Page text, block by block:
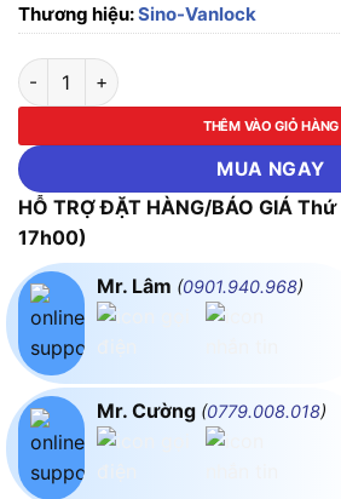
Thương hiệu:Sino-Vanlock
Ổ cắm đơn 2 chấu 16A với 2 lỗ Sino
THÊM VÀO GIỎ HÀNG
MUA NGAY
HỖ TRỢ ĐẶT HÀNG/BÁO GIÁ
17h00)
Mr. Lâm (0901.940.968)
Mr. Cường (0779.008.018)